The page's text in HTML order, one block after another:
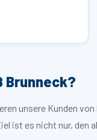
Brunneck?
unsere Kunden
ist es nicht nur, den